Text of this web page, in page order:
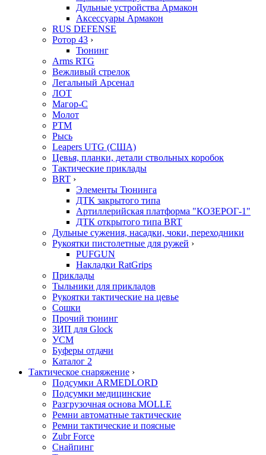
Дульные устройства Армакон
Аксессуары Армакон
RUS DEFENSE
Ротор 43 ›
Тюнинг
Arms RTG
Вежливый стрелок
Легальный Арсенал
ЛОТ
Магор-С
Молот
РТМ
Рысь
Leapers UTG (США)
Цевья, планки, детали ствольных коробок
Тактические приклады
BRT ›
Элементы Тюнинга
ДТК закрытого типа
Артиллерийская платформа "КОЗЕРОГ-1"
ДТК открытого типа BRT
Дульные сужения, насадки, чоки, переходники
Рукоятки пистолетные для ружей ›
PUFGUN
Накладки RatGrips
Приклады
Тыльники для прикладов
Рукоятки тактические на цевье
Сошки
Прочий тюнинг
ЗИП для Glock
УСМ
Буферы отдачи
Каталог 2
Тактическое снаряжение ›
Подсумки ARMEDLORD
Подсумки медицинские
Разгрузочная основа MOLLE
Ремни автоматные тактические
Ремни тактические и поясные
Zubr Force
Снайпинг